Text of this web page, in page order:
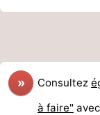
» Consultez
à faire"